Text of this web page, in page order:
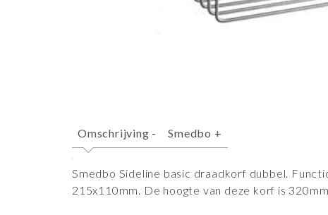
Omschrijving - Smedbo +
Smedbo Sideline basic draadkorf dubbel.
215x110mm. De hoogte van deze korf is